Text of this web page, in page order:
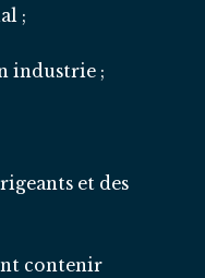
;
industrie ;
et des
contenir